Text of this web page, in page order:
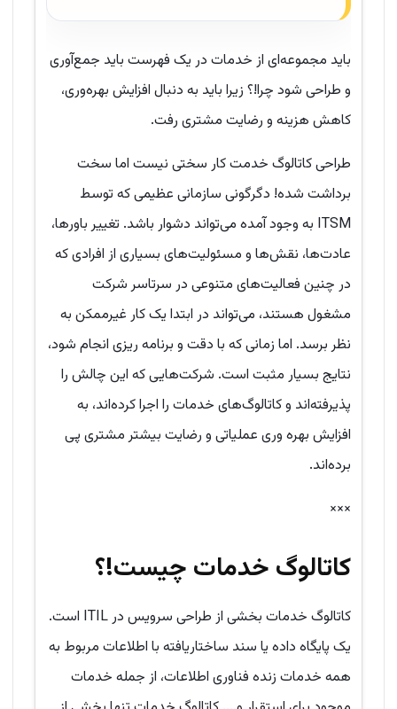
باید مجموعه‌ای از خدمات در یک فهرست باید جمع‌آوری
و طراحی شود چرا!؟ زیرا باید به دنبال افزایش بهره‌وری،
کاهش هزینه و رضایت مشتری رفت.
طراحی کاتالوگ خدمت کار سختی نیست اما سخت
برداشت شده! دگرگونی سازمانی عظیمی که توسط
ITSM به وجود آمده می‌تواند دشوار باشد. تغییر باورها،
عادت‌ها، نقش‌ها و مسئولیت‌های بسیاری از افرادی که
در چنین فعالیت‌های متنوعی در سرتاسر شرکت
مشغول هستند، می‌تواند در ابتدا یک کار غیرممکن به
نظر برسد. اما زمانی که با دقت و برنامه ریزی انجام شود،
نتایج بسیار مثبت است. شرکت‌هایی که این چالش را
پذیرفته‌اند و کاتالوگ‌های خدمات را اجرا کرده‌اند، به
افزایش بهره وری عملیاتی و رضایت بیشتر مشتری پی
برده‌اند.
×××
کاتالوگ خدمات چیست!؟
کاتالوگ خدمات بخشی از طراحی سرویس در ITIL است.
یک پایگاه داده یا سند ساختاریافته با اطلاعات مربوط به
همه خدمات زنده فناوری اطلاعات، از جمله خدمات